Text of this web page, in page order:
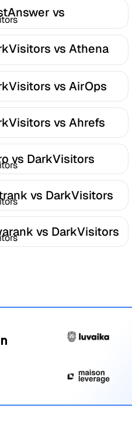
vs
vs Athena
vs AirOps
vs Ahrefs
vs DarkVisitors
vs DarkVisitors
vs DarkVisitors